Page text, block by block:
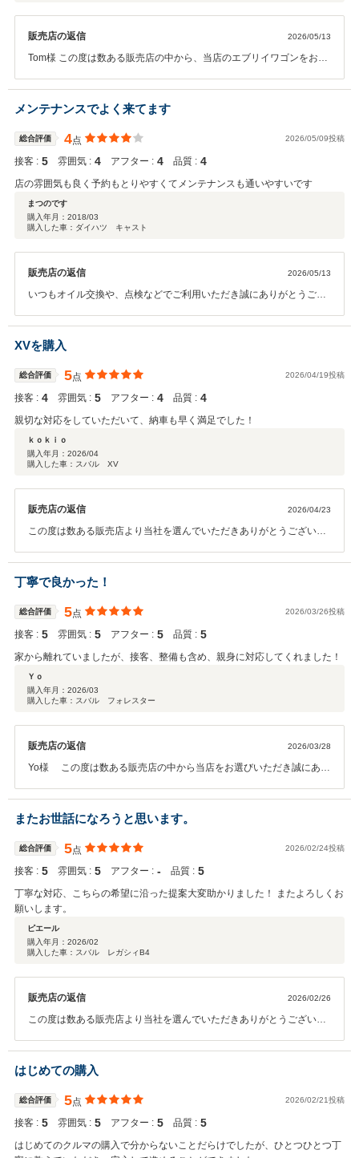
販売店の返信 2026/05/13
Tom様 この度は数ある販売店の中から、当店のエブリイワゴンをお選
謝いたします。商談当日、同じグレードの車両を比較対象としてのご
提案にも、じっくり話を聞いていただき、担当者としても嬉しかった
です。今後のカーライフが楽しみになるよう、しっかり点検整備を行
い、Tom様の元へお届けできればと思いますので、どうぞよろしくお
願いいたします。
メンテナンスでよく来てます
総合評価 4点 2026/05/09投稿
接客 : 5 雰囲気 : 4 アフター : 4 品質 : 4
店の雰囲気も良く予約もとりやすくてメンテナンスも通いやすいです
まつのです
購入年月： 2018/03
購入した車：ダイハツ キャスト
販売店の返信 2026/05/13
いつもオイル交換や、点検などでご利用いただき誠にありがとうござ
後ともよろしくお願いいたします。
XVを購入
総合評価 5点 2026/04/19投稿
接客 : 4 雰囲気 : 5 アフター : 4 品質 : 4
親切な対応をしていただいて、納車も早く満足でした！
ｋｏｋｉｏ
購入年月： 2026/04
購入した車：スバル XV
販売店の返信 2026/04/23
この度は数ある販売店より当社を選んでいただきありがとうございま
た。 また、メンテナンスなどでもご来店くださいませ。 よろしくお願
い致します。
丁寧で良かった！
総合評価 5点 2026/03/26投稿
接客 : 5 雰囲気 : 5 アフター : 5 品質 : 5
家から離れていましたが、接客、整備も含め、親身に対応してくれました！
Ｙｏ
購入年月： 2026/03
購入した車：スバル フォレスター
販売店の返信 2026/03/28
Yo様 この度は数ある販売店の中から当店をお選びいただき誠にあり
見直しなどのご相談もお気軽にご相談くださいませ。今後も素敵なカ
ーライフをお送りいただけるよう、スタッフ一同全力でサポートさせ
ていただきます。またのご来店をお待ちしております。
またお世話になろうと思います。
総合評価 5点 2026/02/24投稿
接客 : 5 雰囲気 : 5 アフター : ‐ 品質 : 5
丁寧な対応、こちらの希望に沿った提案大変助かりました！ またよろしくお
願いします。
ピエール
購入年月： 2026/02
購入した車：スバル レガシィB4
販売店の返信 2026/02/26
この度は数ある販売店より当社を選んでいただきありがとうございま
もご利用頂ければと思います。 また、何かございましたらご連絡くだ
さい。 何卒よろしくお願いいたします。
はじめての購入
総合評価 5点 2026/02/21投稿
接客 : 5 雰囲気 : 5 アフター : 5 品質 : 5
はじめてのクルマの購入で分からないことだらけでしたが、ひとつひとつ丁